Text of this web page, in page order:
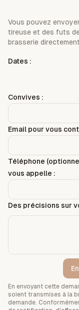
Vous pouvez
tireuse et des futs
brasserie
Dates :
Convives :
Email pour vous
Téléphone
vous appelle :
Des précisions sur
En envoyant cette
soient transmises à la
demande.